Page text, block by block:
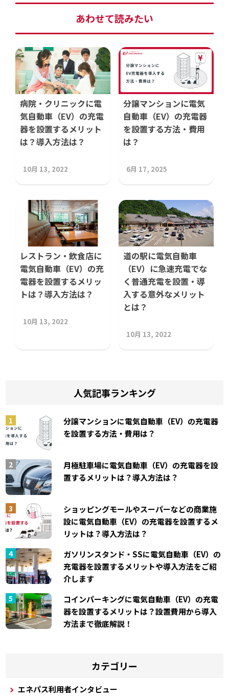
あわせて読みたい
病院・クリニックに電
気自動車（EV）の充電
器を設置するメリット
は？導入方法は？
10月 13, 2022
分譲マンションに電気
自動車（EV）の充電器
を設置する方法・費用
は？
6月 17, 2025
レストラン・飲食店に
電気自動車（EV）の充
電器を設置するメリッ
トは？導入方法は？
10月 13, 2022
道の駅に電気自動車
（EV）に急速充電でな
く普通充電を設置・導
入する意外なメリット
とは？
10月 13, 2022
人気記事ランキング
分譲マンションに電気自動車（EV）の充電器
を設置する方法・費用は？
月極駐車場に電気自動車（EV）の充電器を設
置するメリットは？導入方法は？
ショッピングモールやスーパーなどの商業施
設に電気自動車（EV）の充電器を設置するメ
リットは？導入方法は？
ガソリンスタンド・SSに電気自動車（EV）の
充電器を設置するメリットや導入方法をご紹
介します
コインパーキングに電気自動車（EV）の充電
器を設置するメリットは？設置費用から導入
方法まで徹底解説！
カテゴリー
エネパス利用者インタビュー